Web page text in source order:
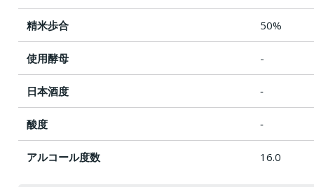
精米歩合 50%
使用酵母 -
日本酒度 ‐
酸度 ‐
アルコール度数 16.0